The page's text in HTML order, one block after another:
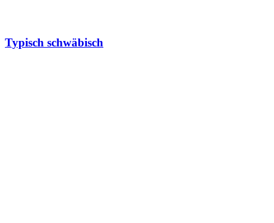
Typisch schwäbisch